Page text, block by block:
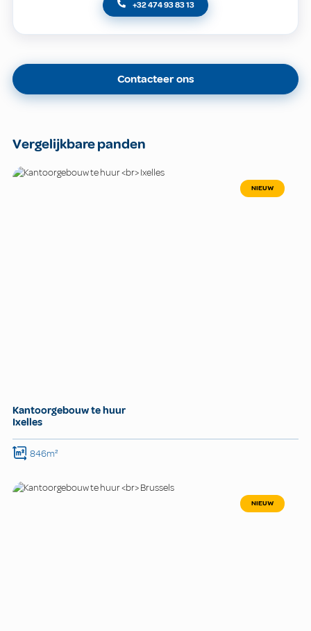
+32 474 93 83 13
Contacteer ons
Vergelijkbare panden
NIEUW
Kantoorgebouw te huur
Ixelles
846m²
NIEUW